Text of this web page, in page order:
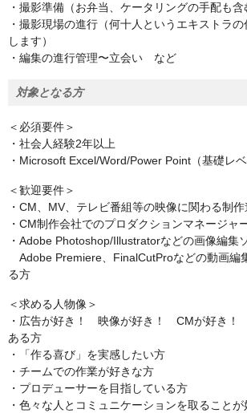
・撮影準備（お弁当、ケータリングの手配も含
・撮影現場の進行（何十人というエキストラ
します）
・編集の進行管理〜立会い など
対象となる方
＜必須要件＞
・社会人経験2年以上
・Microsoft Excel/Word/Power Point（基礎レベ
＜歓迎要件＞
・CM、MV、テレビ番組等の映像に関わる制
・CM制作会社でのプロダクションマネージャ
・Adobe Photoshop/Illustratorなどの画像編集
Adobe Premiere、FinalCutProなどの動画編
る方
＜求める人物像＞
・広告が好き！ 映像が好き！ CMが好き！
ある方
・「作る喜び」を実感したい方
・チームでの作業が好きな方
・プロデューサーを目指している方
・色々な人とコミュニケーションを取ること